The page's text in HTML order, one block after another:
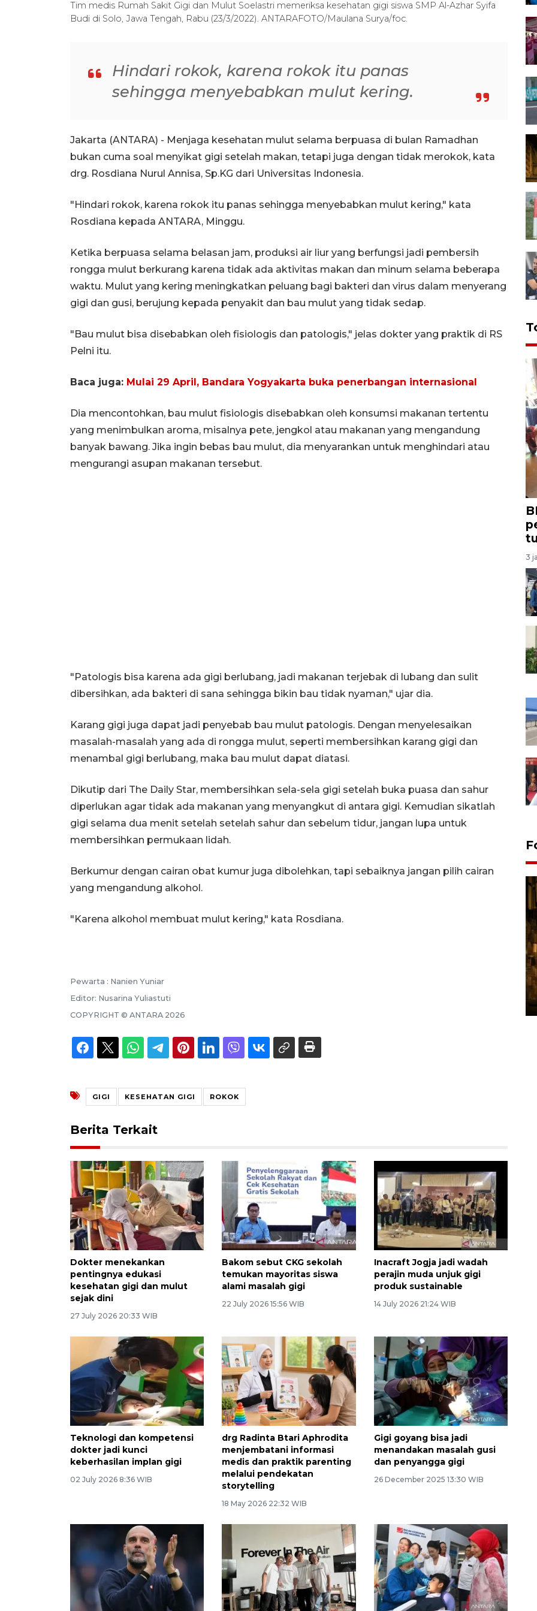
Tim medis Rumah Sakit Gigi dan Mulut Soelastri memeriksa kesehatan gigi siswa SMP Al-Azhar Syifa
Budi di Solo, Jawa Tengah, Rabu (23/3/2022). ANTARAFOTO/Maulana Surya/foc.
Hindari rokok, karena rokok itu panas
sehingga menyebabkan mulut kering.
Jakarta (ANTARA) - Menjaga kesehatan mulut selama berpuasa di bulan Ramadhan
bukan cuma soal menyikat gigi setelah makan, tetapi juga dengan tidak merokok, kata
drg. Rosdiana Nurul Annisa, Sp.KG dari Universitas Indonesia.
"Hindari rokok, karena rokok itu panas sehingga menyebabkan mulut kering," kata
Rosdiana kepada ANTARA, Minggu.
Ketika berpuasa selama belasan jam, produksi air liur yang berfungsi jadi pembersih
rongga mulut berkurang karena tidak ada aktivitas makan dan minum selama beberapa
waktu. Mulut yang kering meningkatkan peluang bagi bakteri dan virus dalam menyerang
gigi dan gusi, berujung kepada penyakit dan bau mulut yang tidak sedap.
"Bau mulut bisa disebabkan oleh fisiologis dan patologis," jelas dokter yang praktik di RS
Pelni itu.
Baca juga: Mulai 29 April, Bandara Yogyakarta buka penerbangan internasional
Dia mencontohkan, bau mulut fisiologis disebabkan oleh konsumsi makanan tertentu
yang menimbulkan aroma, misalnya pete, jengkol atau makanan yang mengandung
banyak bawang. Jika ingin bebas bau mulut, dia menyarankan untuk menghindari atau
mengurangi asupan makanan tersebut.
"Patologis bisa karena ada gigi berlubang, jadi makanan terjebak di lubang dan sulit
dibersihkan, ada bakteri di sana sehingga bikin bau tidak nyaman," ujar dia.
Karang gigi juga dapat jadi penyebab bau mulut patologis. Dengan menyelesaikan
masalah-masalah yang ada di rongga mulut, seperti membersihkan karang gigi dan
menambal gigi berlubang, maka bau mulut dapat diatasi.
Dikutip dari The Daily Star, membersihkan sela-sela gigi setelah buka puasa dan sahur
diperlukan agar tidak ada makanan yang menyangkut di antara gigi. Kemudian sikatlah
gigi selama dua menit setelah setelah sahur dan sebelum tidur, jangan lupa untuk
membersihkan permukaan lidah.
Berkumur dengan cairan obat kumur juga dibolehkan, tapi sebaiknya jangan pilih cairan
yang mengandung alkohol.
"Karena alkohol membuat mulut kering," kata Rosdiana.
Pewarta : Nanien Yuniar
Editor: Nusarina Yuliastuti
COPYRIGHT © ANTARA 2026
GIGI KESEHATAN GIGI ROKOK
Berita Terkait
Dokter menekankan
pentingnya edukasi
kesehatan gigi dan mulut
sejak dini
27 July 2026 20:33 WIB
Bakom sebut CKG sekolah
temukan mayoritas siswa
alami masalah gigi
22 July 2026 15:56 WIB
Inacraft Jogja jadi wadah
perajin muda unjuk gigi
produk sustainable
14 July 2026 21:24 WIB
Teknologi dan kompetensi
dokter jadi kunci
keberhasilan implan gigi
02 July 2026 8:36 WIB
drg Radinta Btari Aphrodita
menjembatani informasi
medis dan praktik parenting
melalui pendekatan
storytelling
18 May 2026 22:32 WIB
Gigi goyang bisa jadi
menandakan masalah gusi
dan penyangga gigi
26 December 2025 13:30 WIB
3